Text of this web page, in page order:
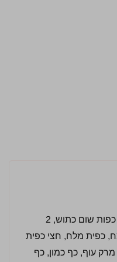
מכניסים לתוך קערה 2 כפות שום כתוש, 2
קמח, כפית מלח, חצי כפית
עוף, כף כמון, כף